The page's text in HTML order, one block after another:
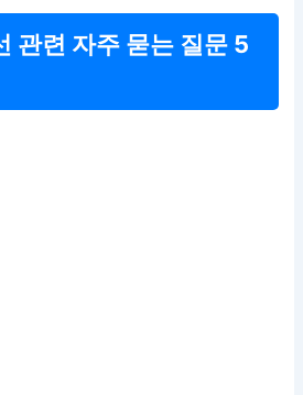
관련 자주 묻는 질문 5